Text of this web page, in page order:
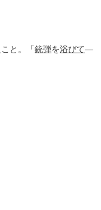
こと。「銃弾を浴びて―